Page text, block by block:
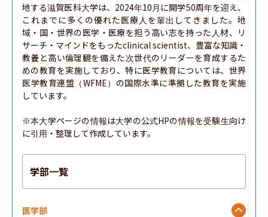
地する滋賀医科大学は、2024年10月に開学50周年を迎え、
これまでに多くの優れた医療人を輩出してきました。地
域・国・世界の医学・医療を担う高い志を持った人材、リ
サーチ・マインドをもったclinical scientist、豊富な知識・
教養と高い倫理観を備えた次世代のリーダーを育成するた
めの教育を実施しており、特に医学教育については、世界
医学教育連盟（WFME）の国際水準に準拠した教育を実施
しています。
※本大学ページの情報は大学の公式HPの情報を受験生向け
に引用・整理して作成しています。
学部一覧
医学部